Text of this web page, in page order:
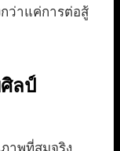
ว่าแค่การต่อสู้
ลป์